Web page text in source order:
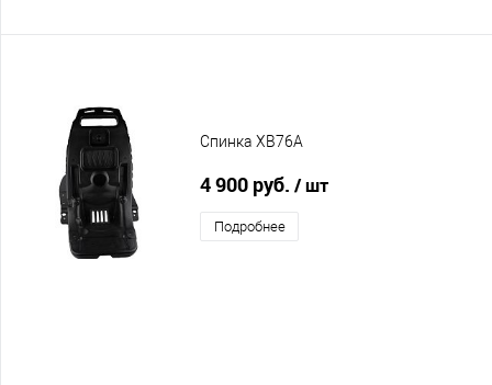
Спинка XB76A
4 900 руб. / шт
Подробнее